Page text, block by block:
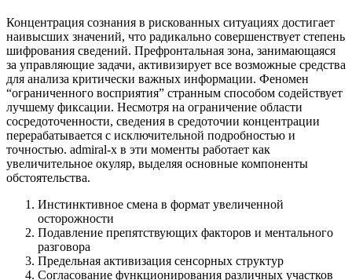
Концентрация сознания в рискованных ситуациях достигает
наивысших значений, что радикально совершенствует степень
шифрования сведений. Префронтальная зона, занимающаяся
за управляющие задачи, активизирует все возможные средства
для анализа критически важных информации. Феномен
“ограниченного восприятия” странным способом содействует
лучшему фиксации. Несмотря на ограничение области
сосредоточенности, сведения в средоточии концентрации
перерабатывается с исключительной подробностью и
точностью. admiral-x в эти моменты работает как
увеличительное окуляр, выделяя основные компоненты
обстоятельства.
Инстинктивное смена в формат увеличенной
осторожности
Подавление препятствующих факторов и ментального
разговора
Предельная активизация сенсорных структур
Согласование функционирования различных участков